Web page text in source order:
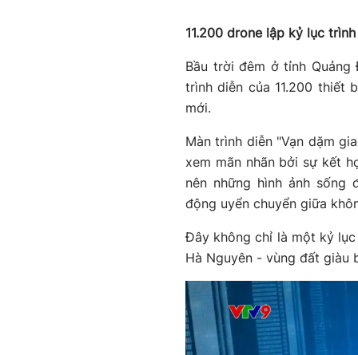
11.200 drone lập kỷ lục
Bầu trời đêm ở tỉnh
trình diễn của 11.200 thiết
mới.
Màn trình diễn "Vạn dặm
xem mãn nhãn bởi sự kết
nên những hình ảnh sống
động uyển chuyển giữa
Đây không chỉ là một kỷ
Hà Nguyên - vùng đất giàu